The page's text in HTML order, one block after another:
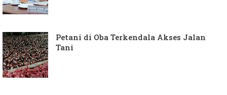
Petani di Oba Terkendala Akses Jalan
Tani